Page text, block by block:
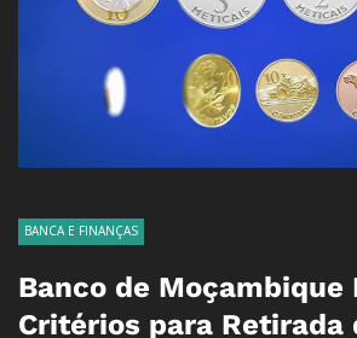
BANCA E FINANÇAS
Banco de Moçambique
Critérios para Retirada